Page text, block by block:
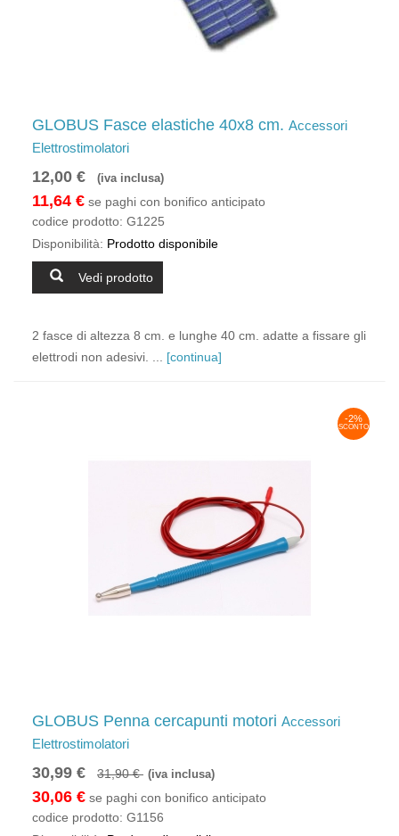
GLOBUS Fasce elastiche 40x8 cm. Accessori
Elettrostimolatori
12,00 € (iva inclusa)
11,64 € se paghi con bonifico anticipato
codice prodotto: G1225
Disponibilità: Prodotto disponibile
Vedi prodotto
2 fasce di altezza 8 cm. e lunghe 40 cm. adatte a fissare gli
elettrodi non adesivi. ... [continua]
-2%
SCONTO
GLOBUS Penna cercapunti motori Accessori
Elettrostimolatori
30,99 € 31,90 € (iva inclusa)
30,06 € se paghi con bonifico anticipato
codice prodotto: G1156